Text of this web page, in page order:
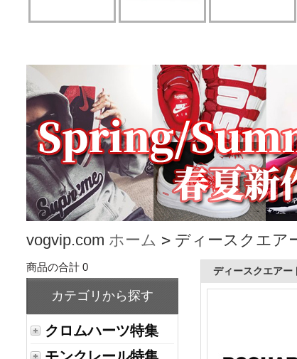
vogvip.com ホーム > ディースクエア
商品の合計 0
カテゴリから探す
クロムハーツ特集
ディースクエアー